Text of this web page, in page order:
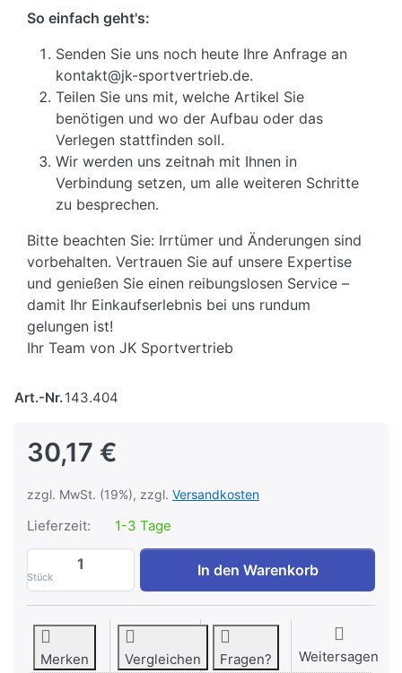
So einfach geht's:
Senden Sie uns noch heute Ihre Anfrage an
kontakt@jk-sportvertrieb.de.
Teilen Sie uns mit, welche Artikel Sie
benötigen und wo der Aufbau oder das
Verlegen stattfinden soll.
Wir werden uns zeitnah mit Ihnen in
Verbindung setzen, um alle weiteren Schritte
zu besprechen.
Bitte beachten Sie: Irrtümer und Änderungen sind
vorbehalten. Vertrauen Sie auf unsere Expertise
und genießen Sie einen reibungslosen Service –
damit Ihr Einkaufserlebnis bei uns rundum
gelungen ist!
Ihr Team von JK Sportvertrieb
Art.-Nr.143.404
30,17 €
zzgl. MwSt. (19%), zzgl. Versandkosten
Lieferzeit: 1-3 Tage
Stück
Trizepsgriff W-Form voll zu 30,17 €,
In den Warenkorb
Merken Vergleichen Fragen? Weitersagen